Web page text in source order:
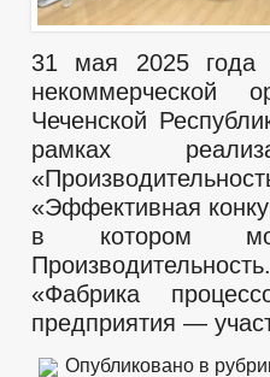
31 мая 2025 года
некоммерческой
Чеченской
рамках
«Эффективная
в котором
«Фабрика
предприятия —
Опубликовано в